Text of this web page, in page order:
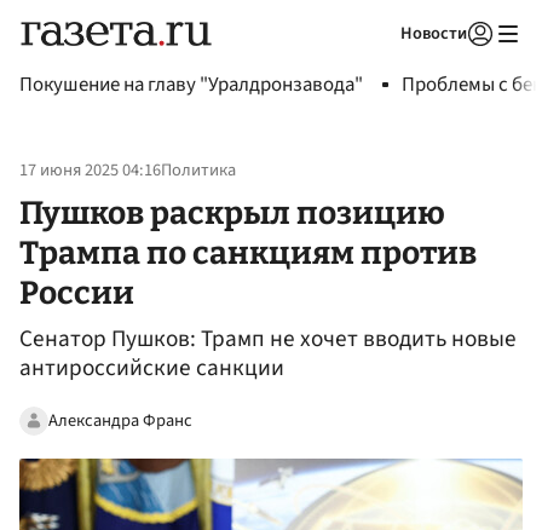
Новости
Покушение на главу "Уралдронзавода" Проблемы с
17 июня 2025 04:16Политика
Пушков раскрыл позицию
Трампа по санкциям против
России
Сенатор Пушков: Трамп не хочет вводить новые
антироссийские санкции
Александра Франс